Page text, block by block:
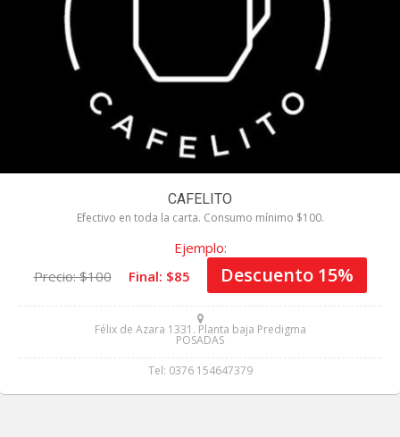
CAFELITO
Efectivo en toda la carta. Consumo mínimo $100.
Ejemplo:
Precio: $100
Final: $85 Descuento 15%
Félix de Azara 1331. Planta baja Predigma
POSADAS
Tel: 0376 154647379